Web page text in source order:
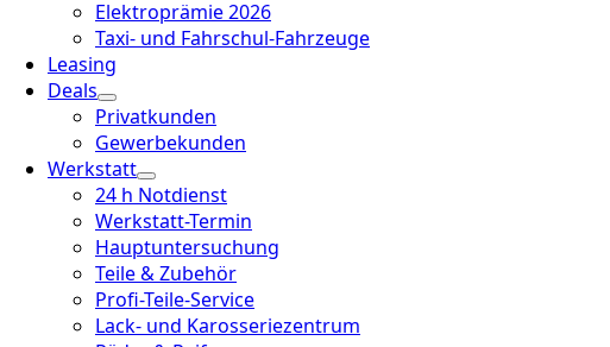
Elektroprämie 2026
Taxi- und Fahrschul-Fahrzeuge
Leasing
Deals
Privatkunden
Gewerbekunden
Werkstatt
24 h Notdienst
Werkstatt-Termin
Hauptuntersuchung
Teile & Zubehör
Profi-Teile-Service
Lack- und Karosseriezentrum